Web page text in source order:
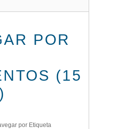
POR
(15
por Etiqueta